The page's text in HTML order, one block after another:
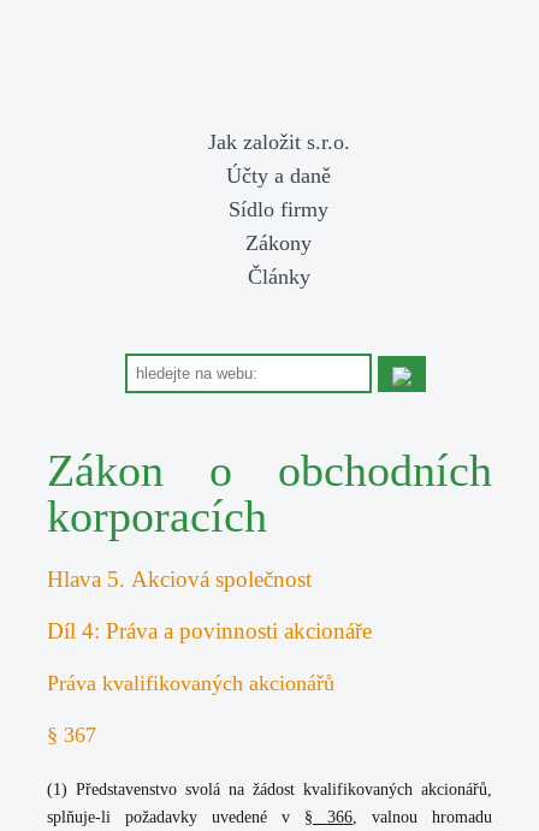
Jak založit s.r.o.
Účty a daně
Sídlo firmy
Zákony
Články
Zákon o obchodních
korporacích
Hlava 5. Akciová společnost
Díl 4: Práva a povinnosti akcionáře
Práva kvalifikovaných akcionářů
§ 367
(1) Představenstvo svolá na žádost kvalifikovaných akcionářů,
splňuje-li požadavky uvedené v § 366, valnou hromadu